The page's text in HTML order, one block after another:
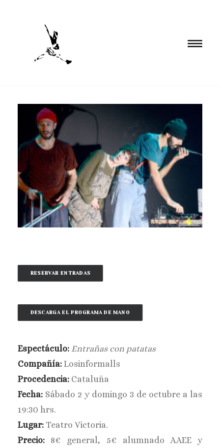
PROGRAMACIÓN
FORMACIÓN
CIA. NÓMADA
PROYECTOS
BLOG
EL ESPACIO
CONTACTO
RESERVAR ENTRADAS
DESCARGA EL PROGRAMA DE MANO
Espectáculo: Entrañas con patatas
Compañía: Losinformalls
Procedencia: Cataluña
Fecha: Sábado 2 y domingo 3 de octubre a las
19:30 hrs.
Lugar: Teatro Victoria.
Precio: 8€ general, 5€ alumnado AAEE y